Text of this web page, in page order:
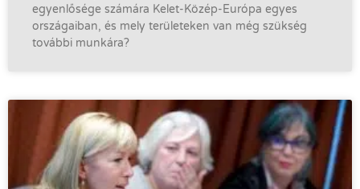
egyenlősége számára Kelet-Közép-Európa egyes
országaiban, és mely területeken van még szükség
további munkára?